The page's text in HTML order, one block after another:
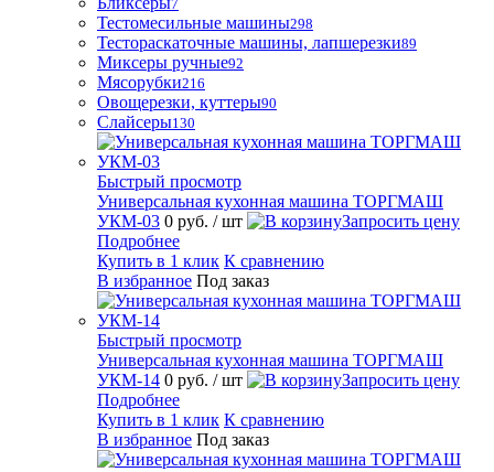
7
Тестомесильные машины298
Тестораскаточные машины, лапшерезки89
Миксеры ручные92
Мясорубки216
Овощерезки, куттеры90
Слайсеры130
Быстрый просмотр
Универсальная кухонная машина ТОРГМАШ
УКМ-03 0 руб. / шт
Запросить цену
Подробнее
Купить в 1 клик К сравнению
В избранное Под заказ
Быстрый просмотр
Универсальная кухонная машина ТОРГМАШ
УКМ-14 0 руб. / шт
Запросить цену
Подробнее
Купить в 1 клик К сравнению
В избранное Под заказ